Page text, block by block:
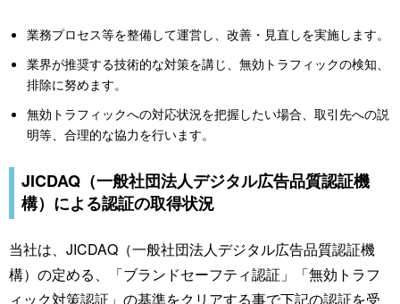
業務プロセス等を整備して運営し、改善・見直しを実施します。
業界が推奨する技術的な対策を講じ、無効トラフィックの検知、
排除に努めます。
無効トラフィックへの対応状況を把握したい場合、取引先への説
明等、合理的な協力を行います。
JICDAQ（一般社団法人デジタル広告品質認証機
構）による認証の取得状況
当社は、JICDAQ（一般社団法人デジタル広告品質認証機
構）の定める、「ブランドセーフティ認証」「無効トラフ
ィック対策認証」の基準をクリアする事で下記の認証を受